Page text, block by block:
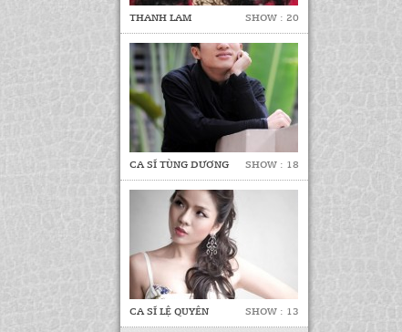
THANH LAM SHOW : 20
CA SĨ TÙNG DƯƠNG SHOW : 18
CA SĨ LỆ QUYÊN SHOW : 13